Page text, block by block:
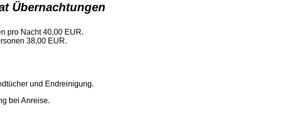
Übernachtungen
pro Nacht 40,00 EUR.
38,00 EUR.
und Endreinigung.
bei Anreise.